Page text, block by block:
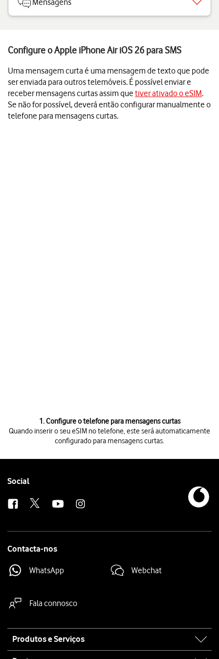
Mensagens
Configure o Apple iPhone Air iOS 26 para SMS
Uma mensagem curta é uma mensagem de texto que pode
ser enviada para outros telemóveis. É possível enviar e
receber mensagens curtas assim que tiver ativado o eSIM.
Se não for possível, deverá então configurar manualmente o
telefone para mensagens curtas.
1. Configure o telefone para mensagens curtas
Quando inserir o seu eSIM no telefone, este será automaticamente
configurado para mensagens curtas.
Follow
Social
Contacta-nos
WhatsApp Webchat
Fala connosco
map
Produtos e Serviços